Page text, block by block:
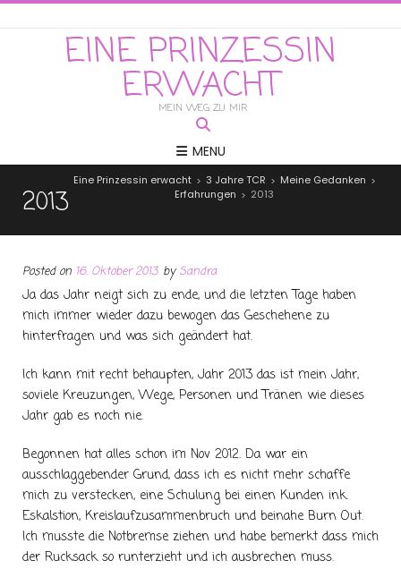
EINE PRINZESSIN
ERWACHT
MEIN WEG ZU MIR
MENU
2013
Eine Prinzessin erwacht > 3 Jahre TCR > Meine Gedanken >
Erfahrungen > 2013
Posted on 16. Oktober 2013 bySandra
Ja das Jahr neigt sich zu ende, und die letzten Tage haben
mich immer wieder dazu bewogen das Geschehene zu
hinterfragen und was sich geändert hat.
Ich kann mit recht behaupten, Jahr 2013 das ist mein Jahr,
soviele Kreuzungen, Wege, Personen und Tränen wie dieses
Jahr gab es noch nie.
Begonnen hat alles schon im Nov 2012. Da war ein
ausschlaggebender Grund, dass ich es nicht mehr schaffe
mich zu verstecken, eine Schulung bei einen Kunden ink.
Eskalstion, Kreislaufzusammenbruch und beinahe Burn Out.
Ich musste die Notbremse ziehen und habe bemerkt dass mich
der Rucksack so runterzieht und ich ausbrechen muss.